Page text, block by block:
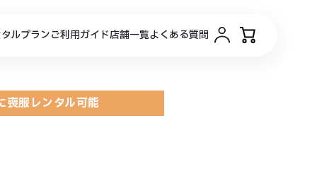
ルプランご利用ガイド店舗一覧よくある質問
喪服レンタル可能